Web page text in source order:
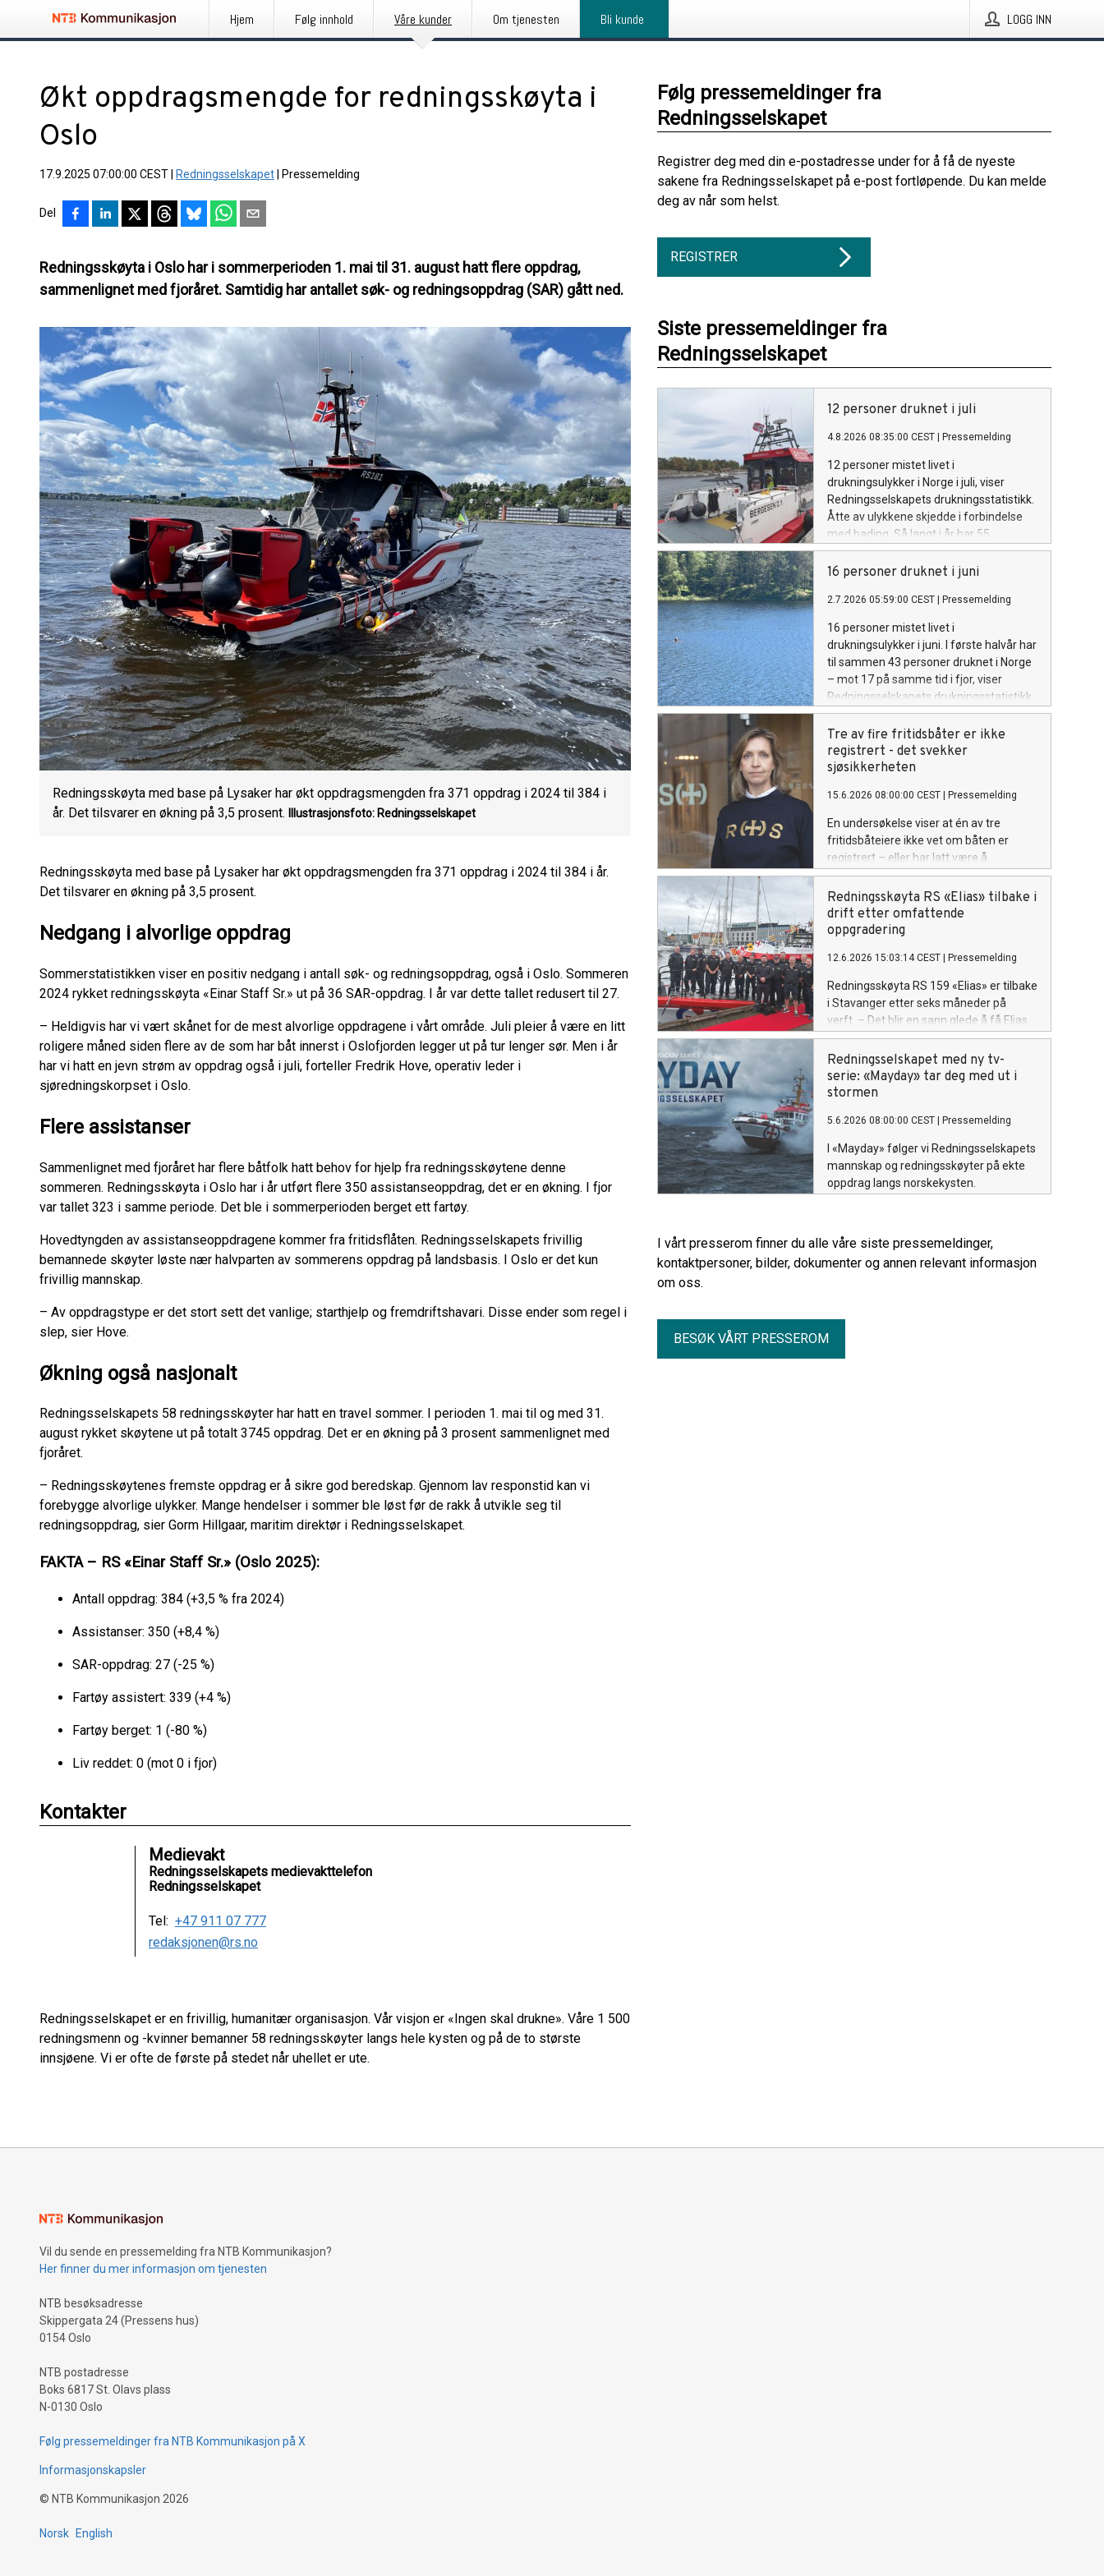
Hjem Følg innhold Våre kunder Om tjenesten Bli kunde LOGG INN
Økt oppdragsmengde for redningsskøyta i
Oslo
17.9.2025 07:00:00 CEST Redningsselskapet Pressemelding
Del
Redningsskøyta i Oslo har i sommerperioden 1. mai til 31. august hatt flere oppdrag,
sammenlignet med fjoråret. Samtidig har antallet søk- og redningsoppdrag (SAR) gått ned.
Redningsskøyta med base på Lysaker har økt oppdragsmengden fra 371 oppdrag i 2024 til 384 i
år. Det tilsvarer en økning på 3,5 prosent.
Illustrasjonsfoto: Redningsselskapet
Redningsskøyta med base på Lysaker har økt oppdragsmengden fra 371 oppdrag i 2024 til 384 i år.
Det tilsvarer en økning på 3,5 prosent.
Nedgang i alvorlige oppdrag
Sommerstatistikken viser en positiv nedgang i antall søk- og redningsoppdrag, også i Oslo. Sommeren
2024 rykket redningsskøyta «Einar Staff Sr.» ut på 36 SAR-oppdrag. I år var dette tallet redusert til 27.
– Heldigvis har vi vært skånet for de mest alvorlige oppdragene i vårt område. Juli pleier å være en litt
roligere måned siden flere av de som har båt innerst i Oslofjorden legger ut på tur lenger sør. Men i år
har vi hatt en jevn strøm av oppdrag også i juli, forteller Fredrik Hove, operativ leder i
sjøredningskorpset i Oslo.
Flere assistanser
Sammenlignet med fjoråret har flere båtfolk hatt behov for hjelp fra redningsskøytene denne
sommeren. Redningsskøyta i Oslo har i år utført flere 350 assistanseoppdrag, det er en økning. I fjor
var tallet 323 i samme periode. Det ble i sommerperioden berget ett fartøy.
Hovedtyngden av assistanseoppdragene kommer fra fritidsflåten. Redningsselskapets frivillig
bemannede skøyter løste nær halvparten av sommerens oppdrag på landsbasis. I Oslo er det kun
frivillig mannskap.
– Av oppdragstype er det stort sett det vanlige; starthjelp og fremdriftshavari. Disse ender som regel i
slep, sier Hove.
Økning også nasjonalt
Redningsselskapets 58 redningsskøyter har hatt en travel sommer. I perioden 1. mai til og med 31.
august rykket skøytene ut på totalt 3745 oppdrag. Det er en økning på 3 prosent sammenlignet med
fjoråret.
– Redningsskøytenes fremste oppdrag er å sikre god beredskap. Gjennom lav responstid kan vi
forebygge alvorlige ulykker. Mange hendelser i sommer ble løst før de rakk å utvikle seg til
redningsoppdrag, sier Gorm Hillgaar, maritim direktør i Redningsselskapet.
FAKTA – RS «Einar Staff Sr.» (Oslo 2025):
Antall oppdrag: 384 (+3,5 % fra 2024)
Assistanser: 350 (+8,4 %)
SAR-oppdrag: 27 (-25 %)
Fartøy assistert: 339 (+4 %)
Fartøy berget: 1 (-80 %)
Liv reddet: 0 (mot 0 i fjor)
Kontakter
Medievakt
Redningsselskapets medievakttelefon
Redningsselskapet
Tel: +47 911 07 777
redaksjonen@rs.no
Redningsselskapet er en frivillig, humanitær organisasjon. Vår visjon er «Ingen skal drukne». Våre 1 500
redningsmenn og -kvinner bemanner 58 redningsskøyter langs hele kysten og på de to største
innsjøene. Vi er ofte de første på stedet når uhellet er ute.
Følg pressemeldinger fra
Redningsselskapet
Registrer deg med din e-postadresse under for å få de nyeste
sakene fra Redningsselskapet på e-post fortløpende. Du kan melde
deg av når som helst.
REGISTRER
Siste pressemeldinger fra
Redningsselskapet
12 personer druknet i juli
4.8.2026 08:35:00 CEST Pressemelding
12 personer mistet livet i
drukningsulykker i Norge i juli, viser
Redningsselskapets drukningsstatistikk.
Åtte av ulykkene skjedde i forbindelse
med bading. Så langt i år har 55
personer druknet, noe som er seks flere
enn i hele 2025.
16 personer druknet i juni
2.7.2026 05:59:00 CEST Pressemelding
16 personer mistet livet i
drukningsulykker i juni. I første halvår har
til sammen 43 personer druknet i Norge
– mot 17 på samme tid i fjor, viser
Redningsselskapets drukningsstatistikk.
Tre av fire fritidsbåter er ikke
registrert - det svekker
sjøsikkerheten
15.6.2026 08:00:00 CEST Pressemelding
En undersøkelse viser at én av tre
fritidsbåteiere ikke vet om båten er
registrert – eller har latt være å
registrere den. I praksis er bare én av fire
fritidsbåter i Norge registrert. Det
bekymrer Redningsselskapet.
Redningsskøyta RS «Elias» tilbake i
drift etter omfattende
oppgradering
12.6.2026 15:03:14 CEST Pressemelding
Redningsskøyta RS 159 «Elias» er tilbake
i Stavanger etter seks måneder på
verft. – Det blir en sann glede å få Elias
tilbake i operativ tjeneste her i Rogaland,
sier operativ leder i RSRK Stavanger,
Bengt Olav Gåsøy.
Redningsselskapet med ny tv-
serie: «Mayday» tar deg med ut i
stormen
5.6.2026 08:00:00 CEST Pressemelding
I «Mayday» følger vi Redningsselskapets
mannskap og redningsskøyter på ekte
oppdrag langs norskekysten.
I vårt presserom finner du alle våre siste pressemeldinger,
kontaktpersoner, bilder, dokumenter og annen relevant informasjon
om oss.
BESØK VÅRT PRESSEROM
Vil du sende en pressemelding fra NTB Kommunikasjon?
Her finner du mer informasjon om tjenesten
NTB besøksadresse
Skippergata 24 (Pressens hus)
0154 Oslo
NTB postadresse
Boks 6817 St. Olavs plass
N-0130 Oslo
Følg pressemeldinger fra NTB Kommunikasjon på X
Informasjonskapsler
© NTB Kommunikasjon 2026
Norsk English